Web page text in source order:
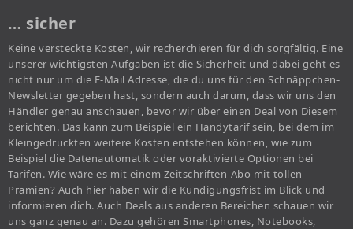
… sicher
Keine versteckte Kosten, wir recherchieren für dich sorgfältig. Eine
unserer wichtigsten Aufgaben ist die Sicherheit und dabei geht es
nicht nur um die E-Mail Adresse, die du uns für den Schnäppchen-
Newsletter gegeben hast, sondern auch darum, dass wir uns den
Händler genau anschauen, bevor wir über einen Deal von Diesem
berichten. Das kann zum Beispiel ein Handytarif sein, bei dem im
Kleingedruckten weitere Kosten entstehen können, wie zum
Beispiel die Datenautomatik oder voraktivierte Optionen bei
Tarifen. Wie wäre es mit einem Zeitschriften-Abo mit tollen
Prämien? Auch hier haben wir die Kündigungsfrist im Blick und
informieren dich. Auch Deals aus anderen Bereichen schauen wir
uns ganz genau an. Dazu gehören Smartphones, Notebooks,